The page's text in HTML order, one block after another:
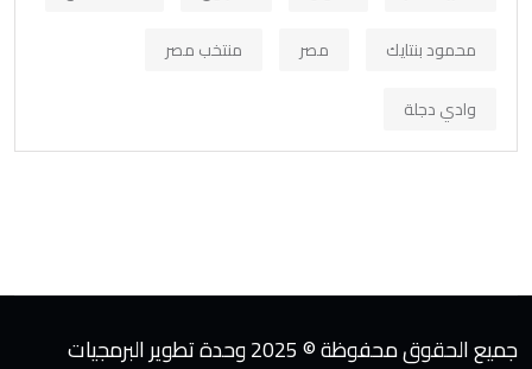
محمود بنتايك
مصر
منتخب مصر
وادي دجلة
جميع الحقوق محفوظة © 2025 وحدة تطوير البرمجيات